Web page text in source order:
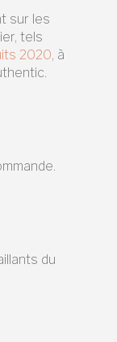
sur les
tels
2020, à
du